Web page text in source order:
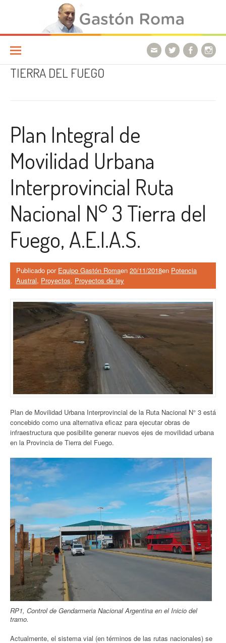
Ir a la página
TIERRA DEL FUEGO
Plan Integral de
Movilidad Urbana
Interprovincial Ruta
Nacional N° 3 Tierra del
Fuego, A.E.I.A.S.
Publicado por Equipo Gastón Romaen 20/11/2018en Potencia
Austral, Proyectos, Proyectos de ley
Plan de Movilidad Urbana Interprovincial de la Ruta Nacional N° 3 está
concebido como una alternativa eficaz para ejecutar obras de
infraestructura que posibilite generar nuevos ejes de movilidad urbana
en la Provincia de Tierra del Fuego.
RP1, Control de Gendarmeria Nacional Argentina en el Inicio del
tramo.
Actualmente, el sistema vial (en términos de las rutas nacionales) se